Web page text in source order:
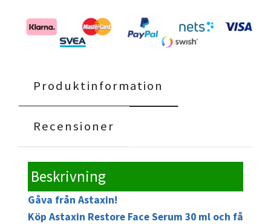
Produktinformation
Recensioner
Beskrivning
Gåva från Astaxin!
Köp Astaxin Restore Face Serum 30 ml och få